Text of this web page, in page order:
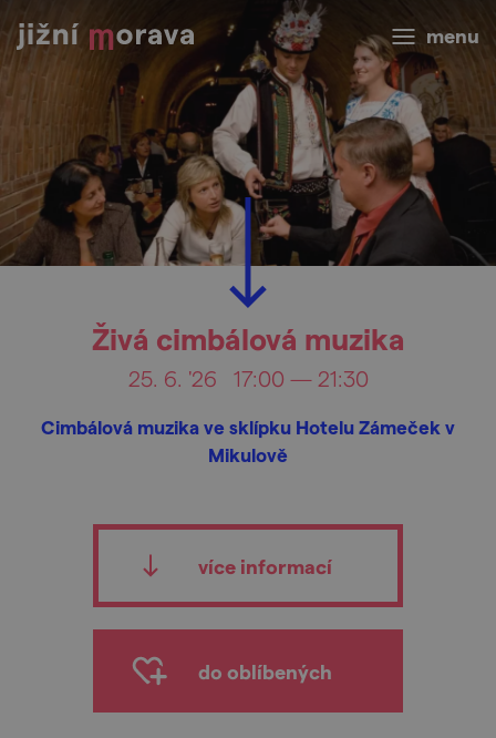
menu
Živá cimbálová muzika
25. 6. '26 17:00 — 21:30
Cimbálová muzika ve sklípku Hotelu Zámeček v
Mikulově
více informací
do oblíbených